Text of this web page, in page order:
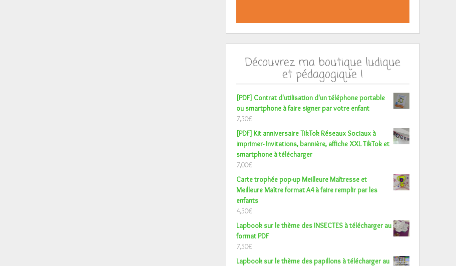
Découvrez ma boutique ludique
et pédagogique !
[PDF] Contrat d'utilisation d'un téléphone portable
ou smartphone à faire signer par votre enfant
7,50€
[PDF] Kit anniversaire TikTok Réseaux Sociaux à
imprimer- Invitations, bannière, affiche XXL TikTok et
smartphone à télécharger
7,00€
Carte trophée pop-up Meilleure Maîtresse et
Meilleure Maître format A4 à faire remplir par les
enfants
4,50€
Lapbook sur le thème des INSECTES à télécharger au
format PDF
7,50€
Lapbook sur le thème des papillons à télécharger au